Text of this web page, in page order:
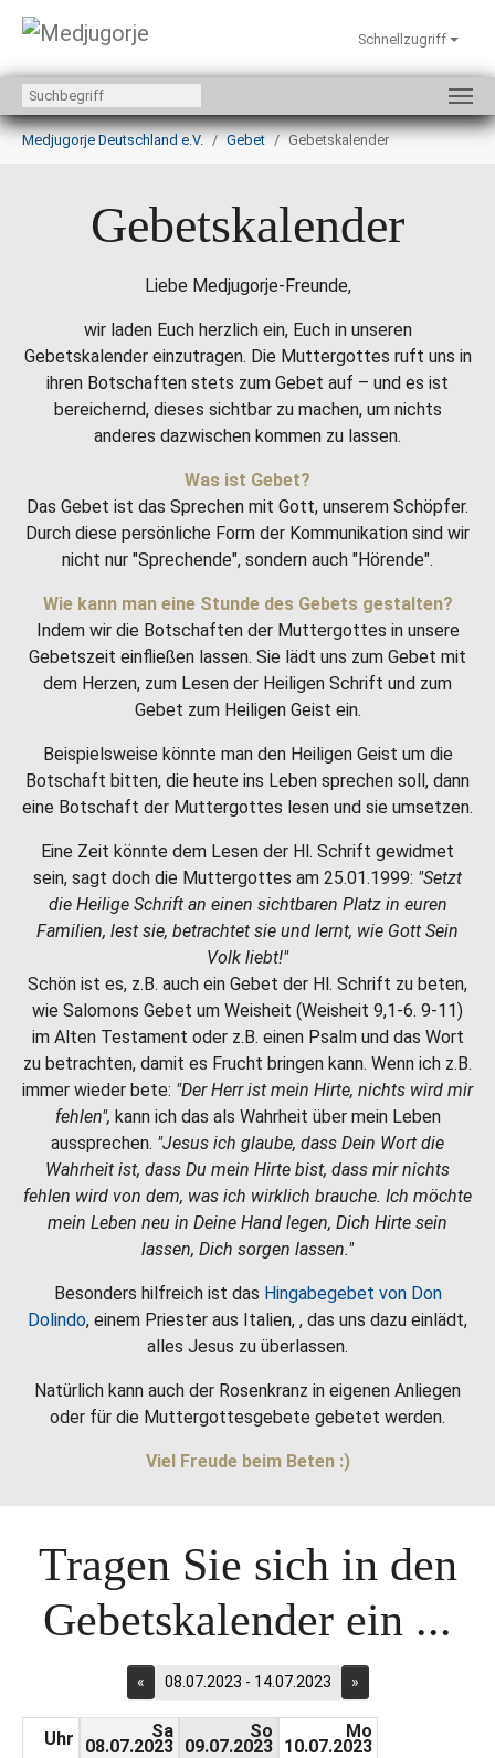
Zum Hauptinhalt springen
Schnellzugriff
Sie sind hier:
Medjugorje Deutschland e.V.
Gebet Gebetskalender
Gebetskalender
Liebe Medjugorje-Freunde,
wir laden Euch herzlich ein, Euch in unseren
Gebetskalender einzutragen. Die Muttergottes ruft uns in
ihren Botschaften stets zum Gebet auf – und es ist
bereichernd, dieses sichtbar zu machen, um nichts
anderes dazwischen kommen zu lassen.
Was ist Gebet?
Das Gebet ist das Sprechen mit Gott, unserem Schöpfer.
Durch diese persönliche Form der Kommunikation sind wir
nicht nur "Sprechende", sondern auch "Hörende".
Wie kann man eine Stunde des Gebets gestalten?
Indem wir die Botschaften der Muttergottes in unsere
Gebetszeit einfließen lassen. Sie lädt uns zum Gebet mit
dem Herzen, zum Lesen der Heiligen Schrift und zum
Gebet zum Heiligen Geist ein.
Beispielsweise könnte man den Heiligen Geist um die
Botschaft bitten, die heute ins Leben sprechen soll, dann
eine Botschaft der Muttergottes lesen und sie umsetzen.
Eine Zeit könnte dem Lesen der Hl. Schrift gewidmet
sein, sagt doch die Muttergottes am 25.01.1999: "Setzt
die Heilige Schrift an einen sichtbaren Platz in euren
Familien, lest sie, betrachtet sie und lernt, wie Gott Sein
Volk liebt!"
Schön ist es, z.B. auch ein Gebet der Hl. Schrift zu beten,
wie Salomons Gebet um Weisheit (Weisheit 9,1-6. 9-11)
im Alten Testament oder z.B. einen Psalm und das Wort
zu betrachten, damit es Frucht bringen kann. Wenn ich z.B.
immer wieder bete: "Der Herr ist mein Hirte, nichts wird mir
fehlen", kann ich das als Wahrheit über mein Leben
aussprechen. "Jesus ich glaube, dass Dein Wort die
Wahrheit ist, dass Du mein Hirte bist, dass mir nichts
fehlen wird von dem, was ich wirklich brauche. Ich möchte
mein Leben neu in Deine Hand legen, Dich Hirte sein
lassen, Dich sorgen lassen."
Besonders hilfreich ist das Hingabegebet von Don
Dolindo, einem Priester aus Italien, , das uns dazu einlädt,
alles Jesus zu überlassen.
Natürlich kann auch der Rosenkranz in eigenen Anliegen
oder für die Muttergottesgebete gebetet werden.
Viel Freude beim Beten :)
Tragen Sie sich in den
Gebetskalender ein ...
« 08.07.2023 - 14.07.2023 »
Uhr Sa
08.07.2023
So
09.07.2023
Mo
10.07.2023